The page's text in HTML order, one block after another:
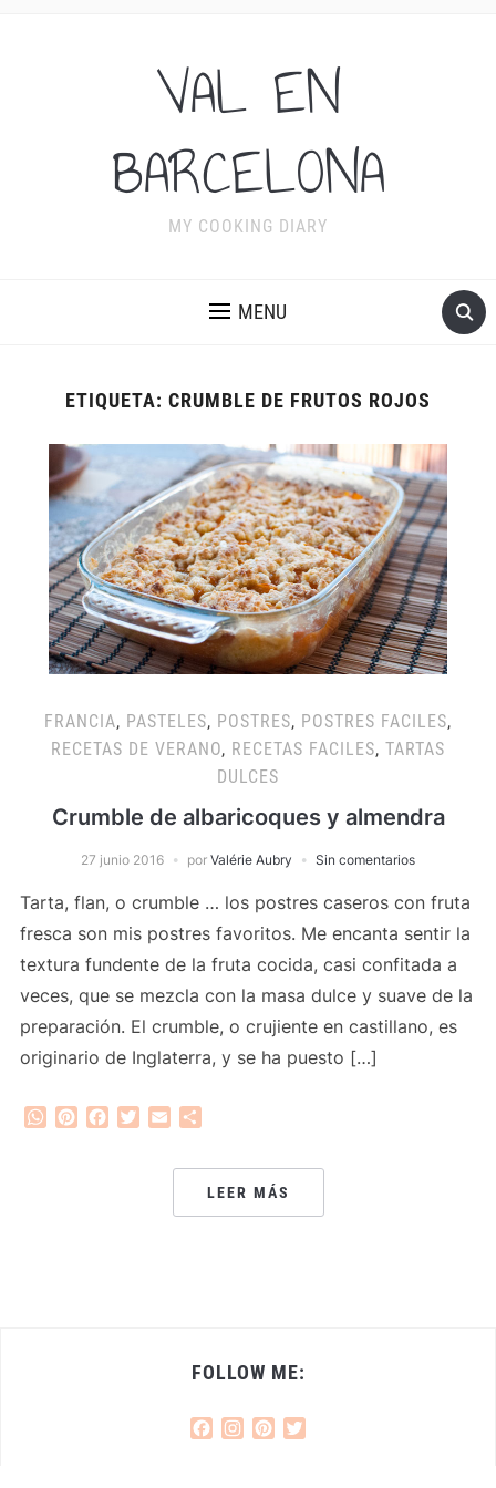
VAL EN
BARCELONA
MY COOKING DIARY
MENU
ETIQUETA: CRUMBLE DE FRUTOS ROJOS
FRANCIA, PASTELES, POSTRES, POSTRES FACILES,
RECETAS DE VERANO, RECETAS FACILES, TARTAS
DULCES
Crumble de albaricoques y almendra
27 junio 2016 por Valérie Aubry Sin comentarios
Tarta, flan, o crumble … los postres caseros con fruta
fresca son mis postres favoritos. Me encanta sentir la
textura fundente de la fruta cocida, casi confitada a
veces, que se mezcla con la masa dulce y suave de la
preparación. El crumble, o crujiente en castillano, es
originario de Inglaterra, y se ha puesto […]
WhatsApp
PinterestFacebook
Twitter
Email
LEER MÁS
FOLLOW ME:
Facebook
Instagram
Pinterest